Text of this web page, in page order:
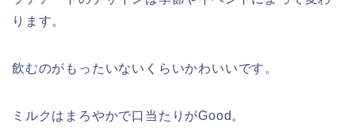
ります。
飲むのがもったいないくらいかわいいです。
ミルクはまろやかで口当たりがGood。